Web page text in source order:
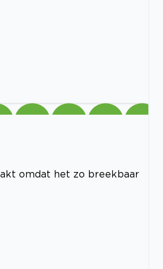
omdat het zo breekbaar